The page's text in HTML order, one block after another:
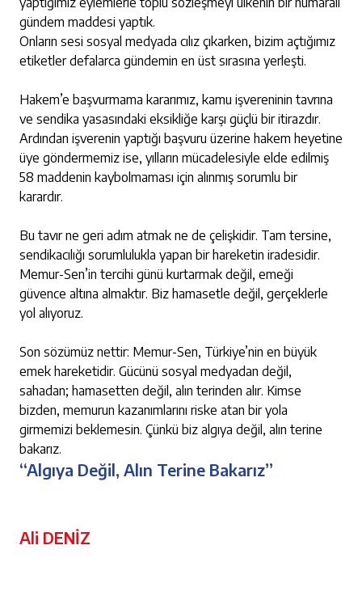
“Algıya Değil, Alın Terine Bakarız”
Ali DENİZ
gündem maddesi yaptık.
Onların sesi sosyal medyada cılız çıkarken, bizim açtığımız
etiketler defalarca gündemin en üst sırasına yerleşti.
Hakem’e başvurmama kararımız, kamu işvereninin tavrına
ve sendika yasasındaki eksikliğe karşı güçlü bir itirazdır.
Ardından işverenin yaptığı başvuru üzerine hakem heyetine
üye göndermemiz ise, yılların mücadelesiyle elde edilmiş
58 maddenin kaybolmaması için alınmış sorumlu bir
karardır.
Bu tavır ne geri adım atmak ne de çelişkidir. Tam tersine,
sendikacılığı sorumlulukla yapan bir hareketin iradesidir.
Memur-Sen’in tercihi günü kurtarmak değil, emeği
güvence altına almaktır. Biz hamasetle değil, gerçeklerle
yol alıyoruz.
Son sözümüz nettir: Memur-Sen, Türkiye’nin en büyük
emek hareketidir. Gücünü sosyal medyadan değil,
sahadan; hamasetten değil, alın terinden alır. Kimse
bizden, memurun kazanımlarını riske atan bir yola
girmemizi beklemesin. Çünkü biz algıya değil, alın terine
bakarız.